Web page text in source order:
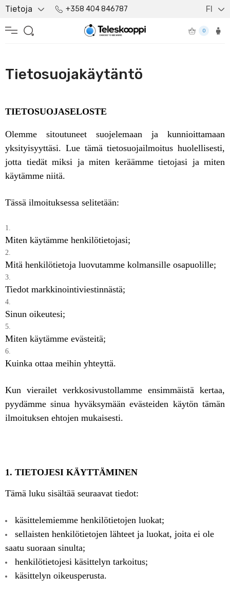
Tietoja +358 404 846787 FI
0
Tietosuojakäytäntö
TIETOSUOJASELOSTE
Olemme sitoutuneet suojelemaan ja kunnioittamaan
yksityisyyttäsi. Lue tämä tietosuojailmoitus huolellisesti,
jotta tiedät miksi ja miten keräämme tietojasi ja miten
käytämme niitä.
Tässä ilmoituksessa selitetään:
Miten käytämme henkilötietojasi;
Mitä henkilötietoja luovutamme kolmansille osapuolille;
Tiedot markkinointiviestinnästä;
Sinun oikeutesi;
Miten käytämme evästeitä;
Kuinka ottaa meihin yhteyttä.
Kun vierailet verkkosivustollamme ensimmäistä kertaa,
pyydämme sinua hyväksymään evästeiden käytön tämän
ilmoituksen ehtojen mukaisesti.
1. TIETOJESI KÄYTTÄMINEN
Tämä luku sisältää seuraavat tiedot:
käsittelemiemme henkilötietojen luokat;
sellaisten henkilötietojen lähteet ja luokat, joita ei ole
saatu suoraan sinulta;
henkilötietojesi käsittelyn tarkoitus;
käsittelyn oikeusperusta.